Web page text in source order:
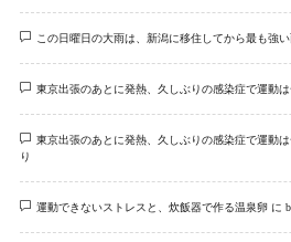
この日曜日の大雨は、新潟に移住してから最も強
東京出張のあとに発熱、久しぶりの感染症で運動は
東京出張のあとに発熱、久しぶりの感染症で運動は
り
運動できないストレスと、炊飯器で作る温泉卵に